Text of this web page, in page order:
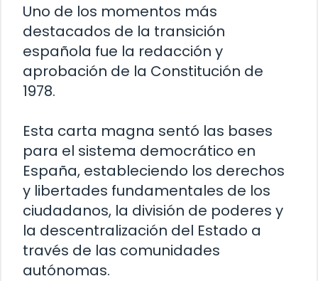
Uno de los momentos más
destacados de la transición
española fue la redacción y
aprobación de la Constitución de
1978.
Esta carta magna sentó las bases
para el sistema democrático en
España, estableciendo los derechos
y libertades fundamentales de los
ciudadanos, la división de poderes y
la descentralización del Estado a
través de las comunidades
autónomas.